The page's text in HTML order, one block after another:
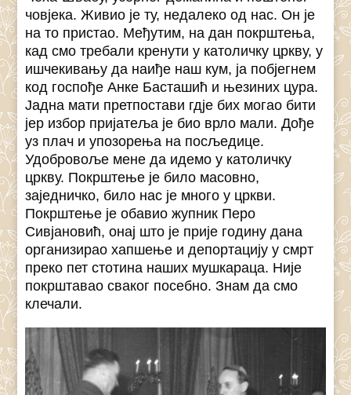
човјека. Живио је ту, недалеко од нас. Он је
на то пристао. Међутим, на дан покрштења,
кад смо требали кренути у католичку цркву, у
ишчекивању да наиђе наш кум, ја побјегнем
код госпође Анке Басташић и њезиних цура.
Јадна мати претпостави гдје бих могао бити
јер избор пријатеља је био врло мали. Дође
уз плач и упозорења на посљедице.
Удобровоље мене да идемо у католичку
цркву. Покрштење је било масовно,
заједничко, било нас је много у цркви.
Покрштење је обавио жупник Перо
Сивјановић, онај што је прије годину дана
организирао хапшење и депортацију у смрт
преко пет стотина наших мушкараца. Није
покрштавао сваког посебно. Знам да смо
клечали.